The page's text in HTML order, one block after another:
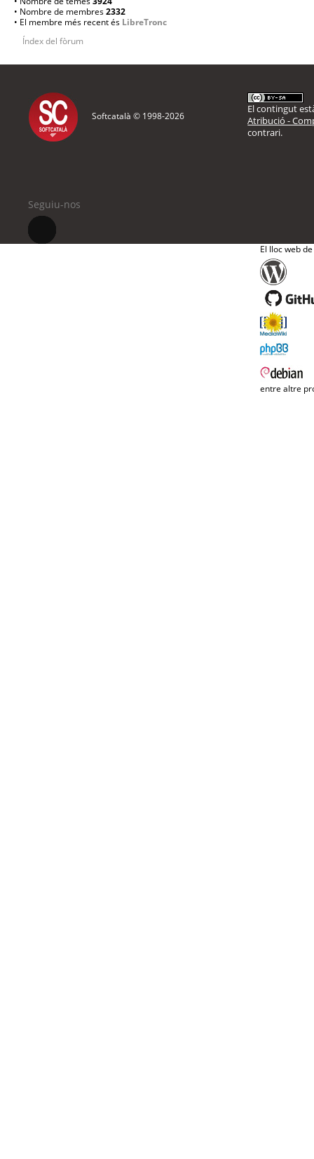
• Nombre de membres2332
• El membre més recent és LibreTronc
Índex del fòrum
Softcatalà © 1998-2026
El contingut
Atribució -
contrari.
Seguiu-nos
El lloc web
entre altre